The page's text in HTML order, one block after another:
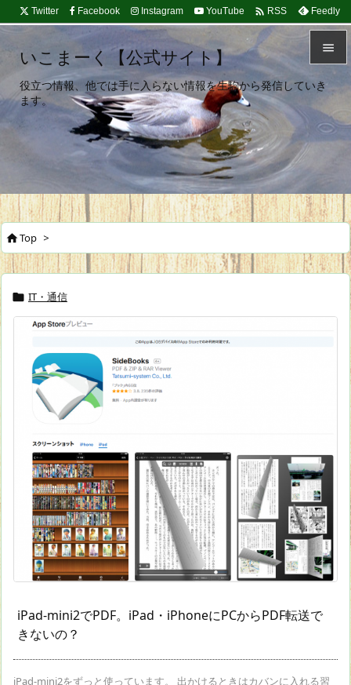


メニュ

サイド

次へ
検索
Twitter Facebook Instagram YouTube  RSS Feedly
いこまーく【公式サイト】
役立つ情報、他では手に入らない情報を生駒から発信していき
ます。
Top >
 IT・通信
iPad-mini2でPDF。iPad・iPhoneにPCからPDF転送で
きないの？
iPad-mini2をずっと使っています。 出かけるときはカバンに入れる習